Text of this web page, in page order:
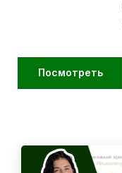
Посмотреть